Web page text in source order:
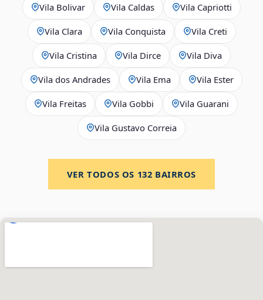
Vila Bolivar Vila Caldas Vila Capriotti
Vila Clara Vila Conquista Vila Creti
Vila Cristina Vila Dirce Vila Diva
Vila dos Andrades Vila Ema Vila Ester
Vila Freitas Vila Gobbi Vila Guarani
Vila Gustavo Correia
VER TODOS OS 132 BAIRROS